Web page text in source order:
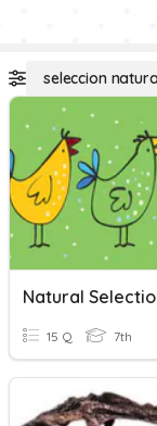
seleccion
Natural
15 Q 7th